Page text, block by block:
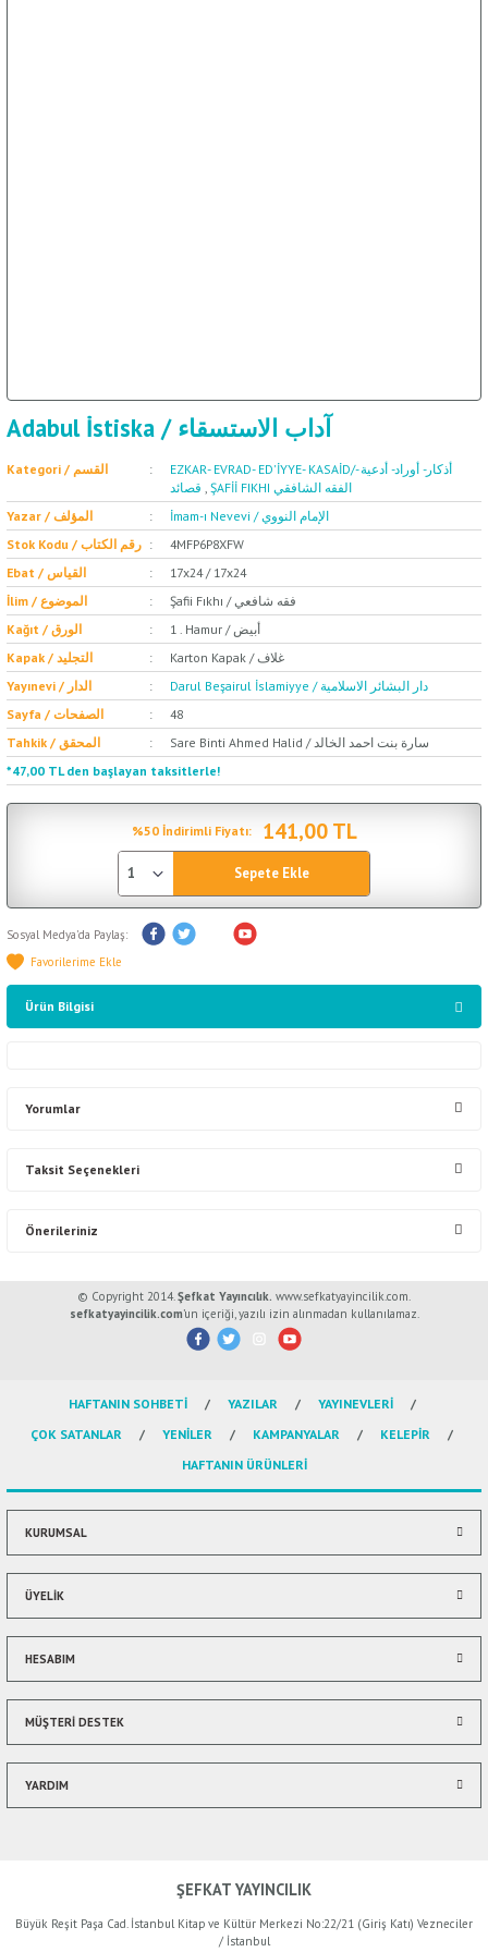
Adabul İstiska / آداب الاستسقاء
Kategori / القسم
EZKAR- EVRAD- ED'İYYE- KASAİD/أذكار- أوراد- أدعية -
قصائد
ŞAFİİ FIKHI الفقه الشافقي
Yazar / المؤلف
İmam-ı Nevevi / الإمام النووي
Stok Kodu / رقم الكتاب
4MFP6P8XFW
Ebat / القياس
17x24 / 17x24
İlim / الموضوع
Şafii Fıkhı / فقه شافعي
Kağıt / الورق
1 . Hamur / أبيض
Kapak / التجليد
Karton Kapak / غلاف
Yayınevi / الدار
Darul Beşairul İslamiyye / دار البشائر الاسلامية
Sayfa / الصفحات
48
Tahkik / المحقق
Sare Binti Ahmed Halid / سارة بنت احمد الخالد
*47,00 TL den başlayan taksitlerle!
%50 İndirimli Fiyatı: 141,00 TL
Sepete Ekle
Sosyal Medya'da Paylaş:
Ürün Bilgisi
Yorumlar
Taksit Seçenekleri
Önerileriniz
Bu ürünün fiyat bilgisi, resim, ürün açıklamalarında ve diğer konularda
yetersiz gördüğünüz noktaları öneri formunu kullanarak tarafımıza
Görüş ve önerileriniz için teşekkür ederiz.
Ürün resmi kalitesiz, bozuk veya görüntülenemiyor.
Ürün açıklamasında eksik bilgiler bulunuyor.
Ürün bilgilerinde hatalar bulunuyor.
Ürün fiyatı diğer sitelerden daha pahalı.
Bu ürüne benzer farklı alternatifler olmalı.
© Copyright 2014. Şefkat Yayıncılık. www.sefkatyayincilik.com.
sefkatyayincilik.com’un içeriği, yazılı izin alınmadan kullanılamaz.
HAFTANIN SOHBETİ YAZILAR
YAYINEVLERİ
ÇOK SATANLAR
YENİLER KAMPANYALAR
KELEPİR
HAFTANIN ÜRÜNLERİ
KURUMSAL
ÜYELİK
HESABIM
MÜŞTERİ DESTEK
YARDIM
ŞEFKAT YAYINCILIK
Büyük Reşit Paşa Cad. İstanbul Kitap ve Kültür Merkezi No:22/21 (Giriş Katı) Vezneciler
/ İstanbul